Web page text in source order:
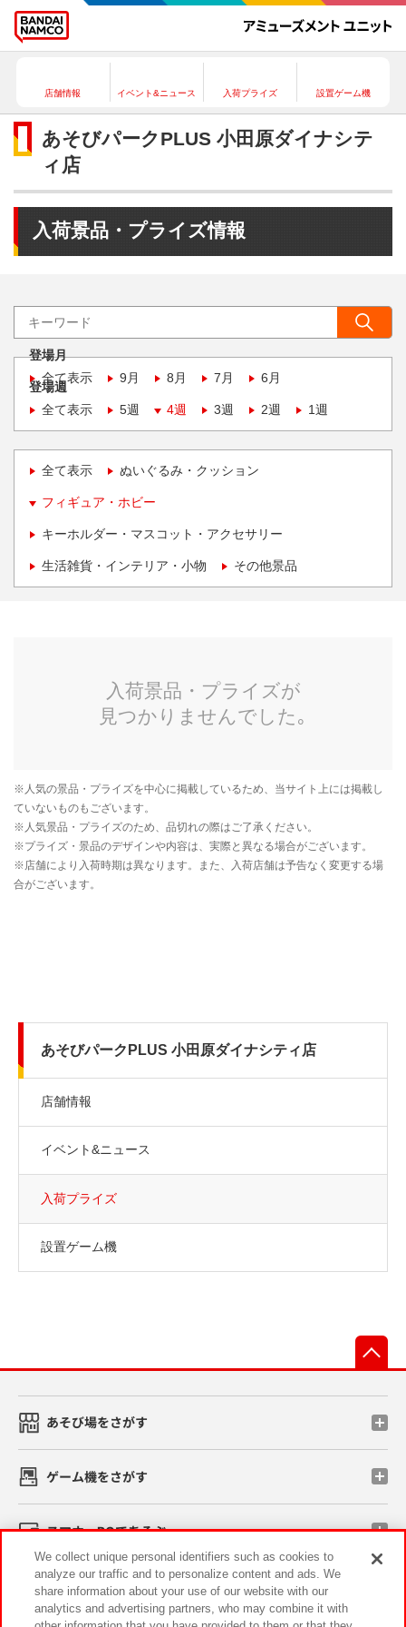
店舗情報 イベント&ニュース 入荷プライズ 設置ゲーム機
あそびパークPLUS 小田原ダイナシテ
ィ店
入荷景品・プライズ情報
登場月
全て表示
9月 8月 7月 6月
登場週
全て表示
5週 4週 3週 2週 1週
全て表示 ぬいぐるみ・クッション
フィギュア・ホビー
キーホルダー・マスコット・アクセサリー
生活雑貨・インテリア・小物 その他景品
あそびパークPLUS 小田原ダイナシティ店
店舗情報
イベント&ニュース
入荷プライズ
設置ゲーム機
あそび場をさがす
ゲーム機をさがす
スマホ・PCであそぶ
イベント・キャンペーン
We collect unique personal identifiers such as cookies to
analyze our traffic and to personalize content and ads. We
share information about your use of our website with our
analytics and advertising partners, who may combine it with